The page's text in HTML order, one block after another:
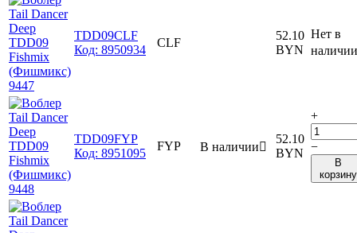
TDD09CLF
Код: 8950934
CLF
52.10
BYN
Нет в
наличии
TDD09FYP
Код: 8951095
FYP В наличии
52.10
BYN
+
−
В
корзину